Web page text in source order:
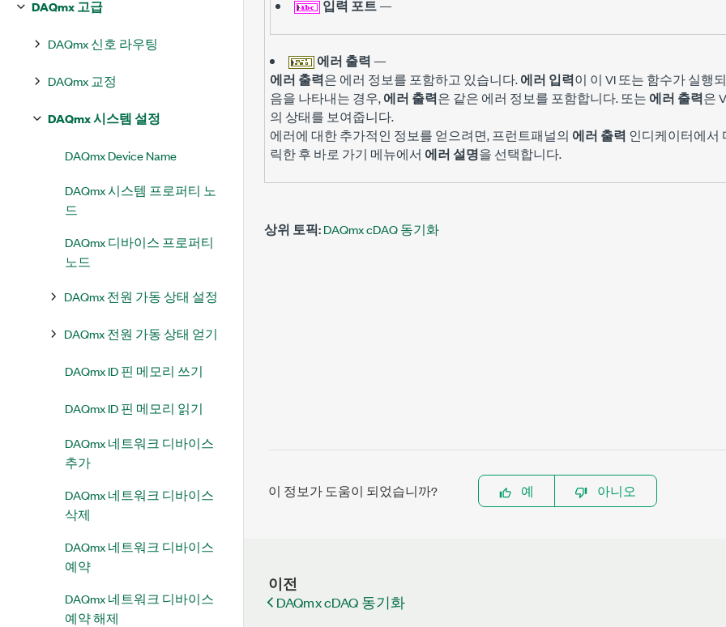
DAQmx 고급
DAQmx 신호 라우팅
DAQmx 교정
DAQmx 시스템 설정
DAQmx Device Name
DAQmx 시스템 프로퍼티 노
드
DAQmx 디바이스 프로퍼티
노드
DAQmx 전원 가동 상태 설정
DAQmx 전원 가동 상태 얻기
DAQmx ID 핀 메모리 쓰기
DAQmx ID 핀 메모리 읽기
DAQmx 네트워크 디바이스
추가
DAQmx 네트워크 디바이스
삭제
DAQmx 네트워크 디바이스
예약
DAQmx 네트워크 디바이스
예약 해제
입력 포트—
에러 출력 —
에러 출력은 에러 정보를 포함하고 있습니다.에러 입력이 이 VI 또는 함수가 실행
음을 나타내는 경우,에러 출력은 같은 에러 정보를 포함합니다. 또는 에러 출력은
의 상태를 보여줍니다.
에러에 대한 추가적인 정보를 얻으려면, 프런트패널의 에러 출력 인디케이터에서
릭한 후 바로 가기 메뉴에서 에러 설명을 선택합니다.
상위 토픽:DAQmx cDAQ 동기화
이 정보가 도움이 되었습니까? 예 아니오
이전
DAQmx cDAQ 동기화